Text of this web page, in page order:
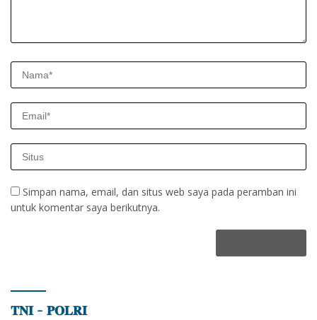
Simpan nama, email, dan situs web saya pada peramban ini
untuk komentar saya berikutnya.
𝐓𝐍𝐈 – 𝐏𝐎𝐋𝐑𝐈